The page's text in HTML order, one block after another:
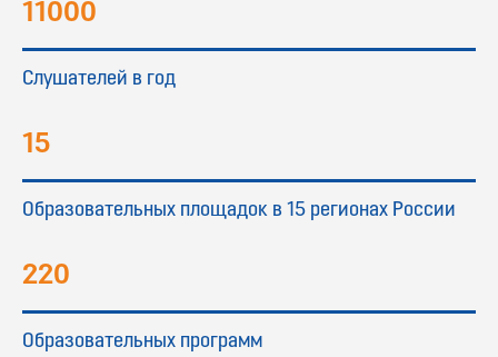
11000
Слушателей в год
15
Образовательных площадок в 15 регионах России
220
Образовательных программ